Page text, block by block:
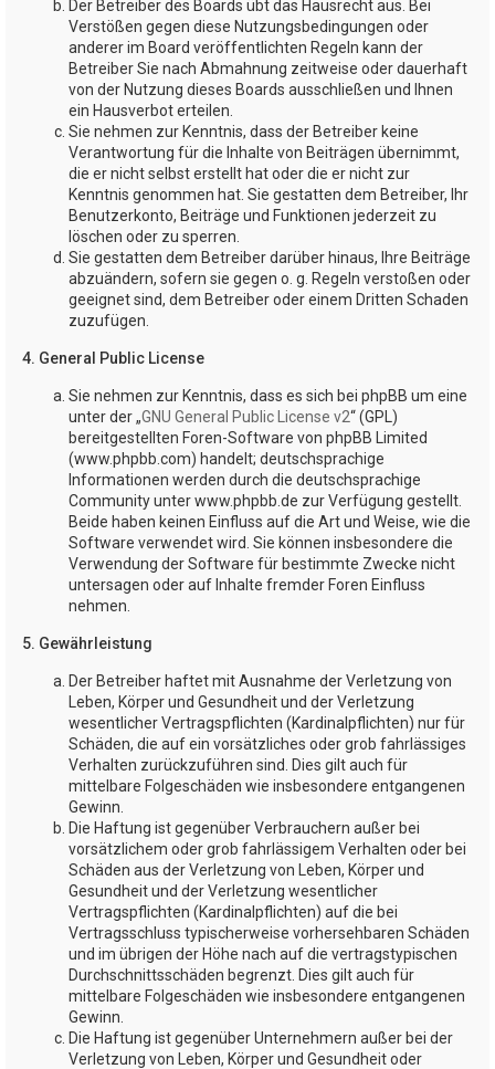
Der Betreiber des Boards übt das Hausrecht aus. Bei
Verstößen gegen diese Nutzungsbedingungen oder
anderer im Board veröffentlichten Regeln kann der
Betreiber Sie nach Abmahnung zeitweise oder dauerhaft
von der Nutzung dieses Boards ausschließen und Ihnen
ein Hausverbot erteilen.
Sie nehmen zur Kenntnis, dass der Betreiber keine
Verantwortung für die Inhalte von Beiträgen übernimmt,
die er nicht selbst erstellt hat oder die er nicht zur
Kenntnis genommen hat. Sie gestatten dem Betreiber, Ihr
Benutzerkonto, Beiträge und Funktionen jederzeit zu
löschen oder zu sperren.
Sie gestatten dem Betreiber darüber hinaus, Ihre Beiträge
abzuändern, sofern sie gegen o. g. Regeln verstoßen oder
geeignet sind, dem Betreiber oder einem Dritten Schaden
zuzufügen.
4. General Public License
Sie nehmen zur Kenntnis, dass es sich bei phpBB um eine
unter der „GNU General Public License v2“ (GPL)
bereitgestellten Foren-Software von phpBB Limited
(www.phpbb.com) handelt; deutschsprachige
Informationen werden durch die deutschsprachige
Community unter www.phpbb.de zur Verfügung gestellt.
Beide haben keinen Einfluss auf die Art und Weise, wie die
Software verwendet wird. Sie können insbesondere die
Verwendung der Software für bestimmte Zwecke nicht
untersagen oder auf Inhalte fremder Foren Einfluss
nehmen.
5. Gewährleistung
Der Betreiber haftet mit Ausnahme der Verletzung von
Leben, Körper und Gesundheit und der Verletzung
wesentlicher Vertragspflichten (Kardinalpflichten) nur für
Schäden, die auf ein vorsätzliches oder grob fahrlässiges
Verhalten zurückzuführen sind. Dies gilt auch für
mittelbare Folgeschäden wie insbesondere entgangenen
Gewinn.
Die Haftung ist gegenüber Verbrauchern außer bei
vorsätzlichem oder grob fahrlässigem Verhalten oder bei
Schäden aus der Verletzung von Leben, Körper und
Gesundheit und der Verletzung wesentlicher
Vertragspflichten (Kardinalpflichten) auf die bei
Vertragsschluss typischerweise vorhersehbaren Schäden
und im übrigen der Höhe nach auf die vertragstypischen
Durchschnittsschäden begrenzt. Dies gilt auch für
mittelbare Folgeschäden wie insbesondere entgangenen
Gewinn.
Die Haftung ist gegenüber Unternehmern außer bei der
Verletzung von Leben, Körper und Gesundheit oder